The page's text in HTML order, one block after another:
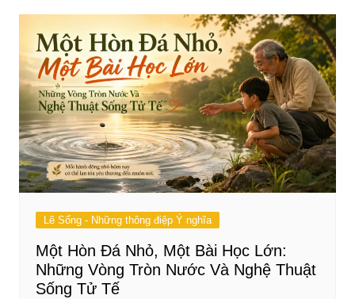
Lẽ Sống - Những thông điệp Ý nghĩa
Một Hòn Đá Nhỏ, Một Bài Học Lớn:
Những Vòng Tròn Nước Và Nghệ Thuật
Sống Tử Tế